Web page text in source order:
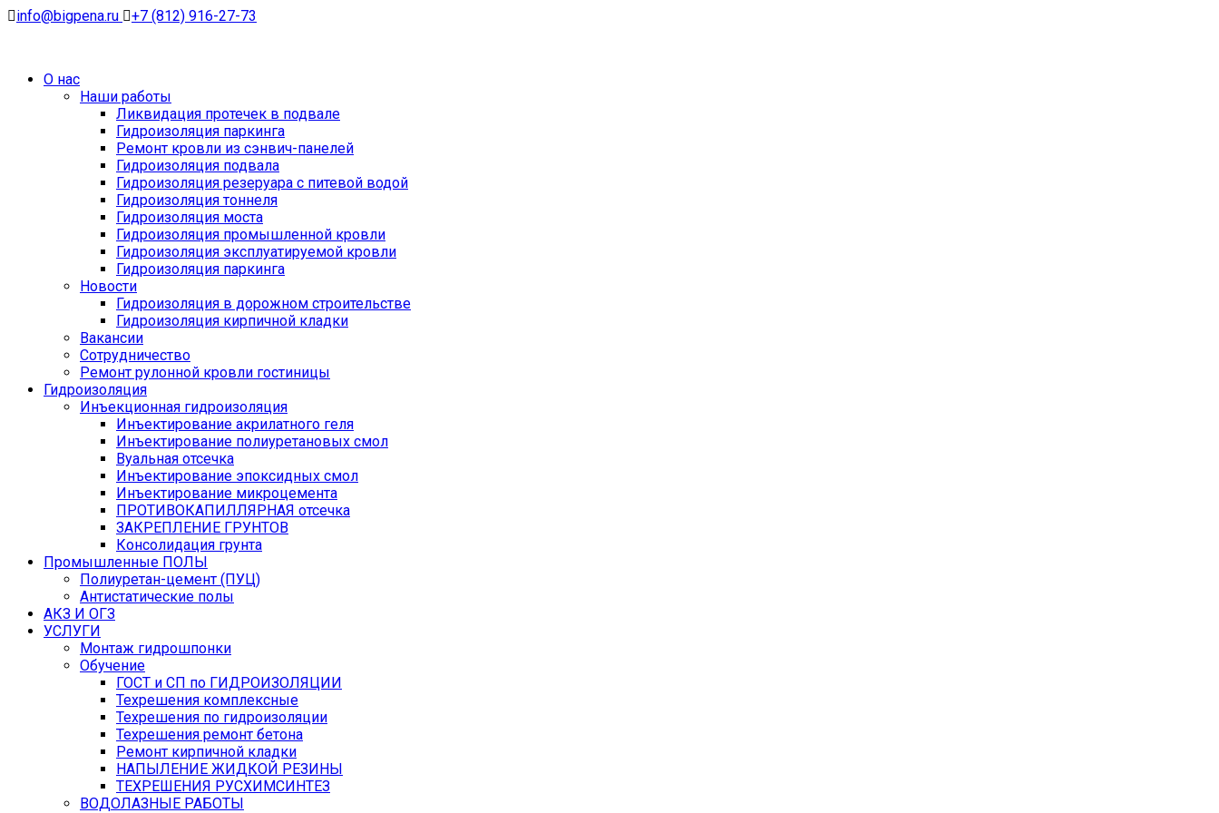
info@bigpena.ru +7 (812) 916-27-73
О нас
Наши работы
Ликвидация протечек в подвале
Гидроизоляция паркинга
Ремонт кровли из сэнвич-панелей
Гидроизоляция подвала
Гидроизоляция резеруара с питевой водой
Гидроизоляция тоннеля
Гидроизоляция моста
Гидроизоляция промышленной кровли
Гидроизоляция эксплуатируемой кровли
Гидроизоляция паркинга
Новости
Гидроизоляция в дорожном строительстве
Гидроизоляция кирпичной кладки
Вакансии
Сотрудничество
Ремонт рулонной кровли гостиницы
Гидроизоляция
Инъекционная гидроизоляция
Инъектирование акрилатного геля
Инъектирование полиуретановых смол
Вуальная отсечка
Инъектирование эпоксидных смол
Инъектирование микроцемента
ПРОТИВОКАПИЛЛЯРНАЯ отсечка
ЗАКРЕПЛЕНИЕ ГРУНТОВ
Консолидация грунта
Промышленные ПОЛЫ
Полиуретан-цемент (ПУЦ)
Антистатические полы
АКЗ И ОГЗ
УСЛУГИ
Монтаж гидрошпонки
Обучение
ГОСТ и СП по ГИДРОИЗОЛЯЦИИ
Техрешения комплексные
Техрешения по гидроизоляции
Техрешения ремонт бетона
Ремонт кирпичной кладки
НАПЫЛЕНИЕ ЖИДКОЙ РЕЗИНЫ
ТЕХРЕШЕНИЯ РУСХИМСИНТЕЗ
ВОДОЛАЗНЫЕ РАБОТЫ